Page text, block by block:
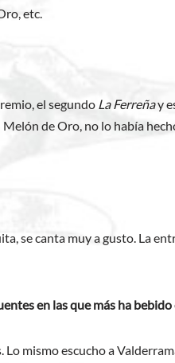
etc.
el segundo La Ferreñay
de Oro, no lo había
se canta muy a gusto. La
en las que más ha bebido
mismo escucho a